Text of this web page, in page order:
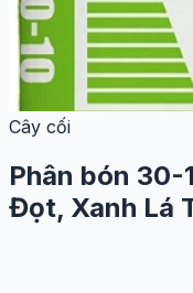
Cây cối
Phân bón 30-
Đọt, Xanh Lá